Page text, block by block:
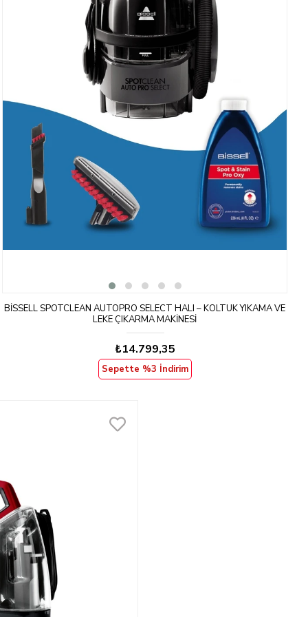
BISSELL SPOTCLEAN AUTOPRO SELECT HALI – KOLTUK YIKAMA VE
LEKE ÇIKARMA MAKINESI
₺14.799,35
Sepette %3 İndirim